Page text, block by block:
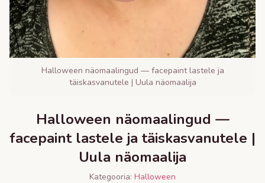
Halloween näomaalingud — facepaint lastele ja
täiskasvanutele | Uula näomaalija
Halloween näomaalingud —
facepaint lastele ja täiskasvanutele |
Uula näomaalija
Kategooria: Halloween